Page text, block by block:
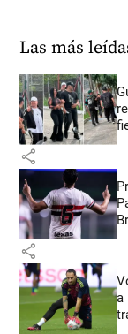
Las más
share
share
a